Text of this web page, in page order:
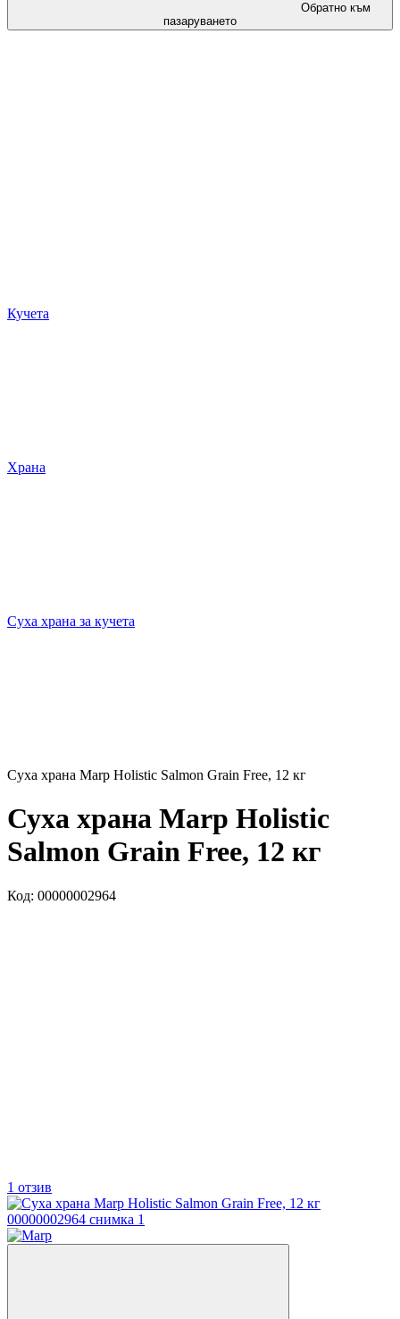
Обратно към
пазаруването
Кучета
Храна
Суха храна за кучета
Суха храна Marp Holistic Salmon Grain Free, 12 кг
Суха храна Marp Holistic
Salmon Grain Free, 12 кг
Код: 00000002964
1 отзив